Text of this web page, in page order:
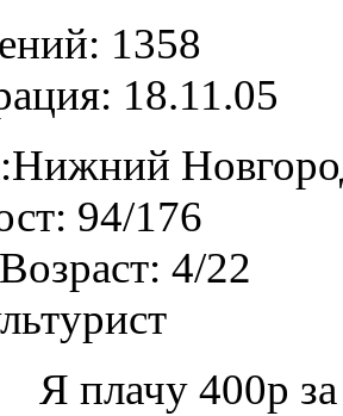
1358
18.11.05
Нижний
94/176
4/22
Я плачу 400р